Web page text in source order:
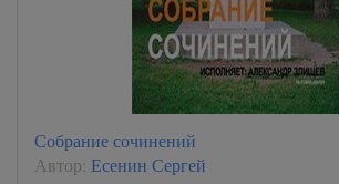
Собрание сочинений
Автор: Есенин Сергей